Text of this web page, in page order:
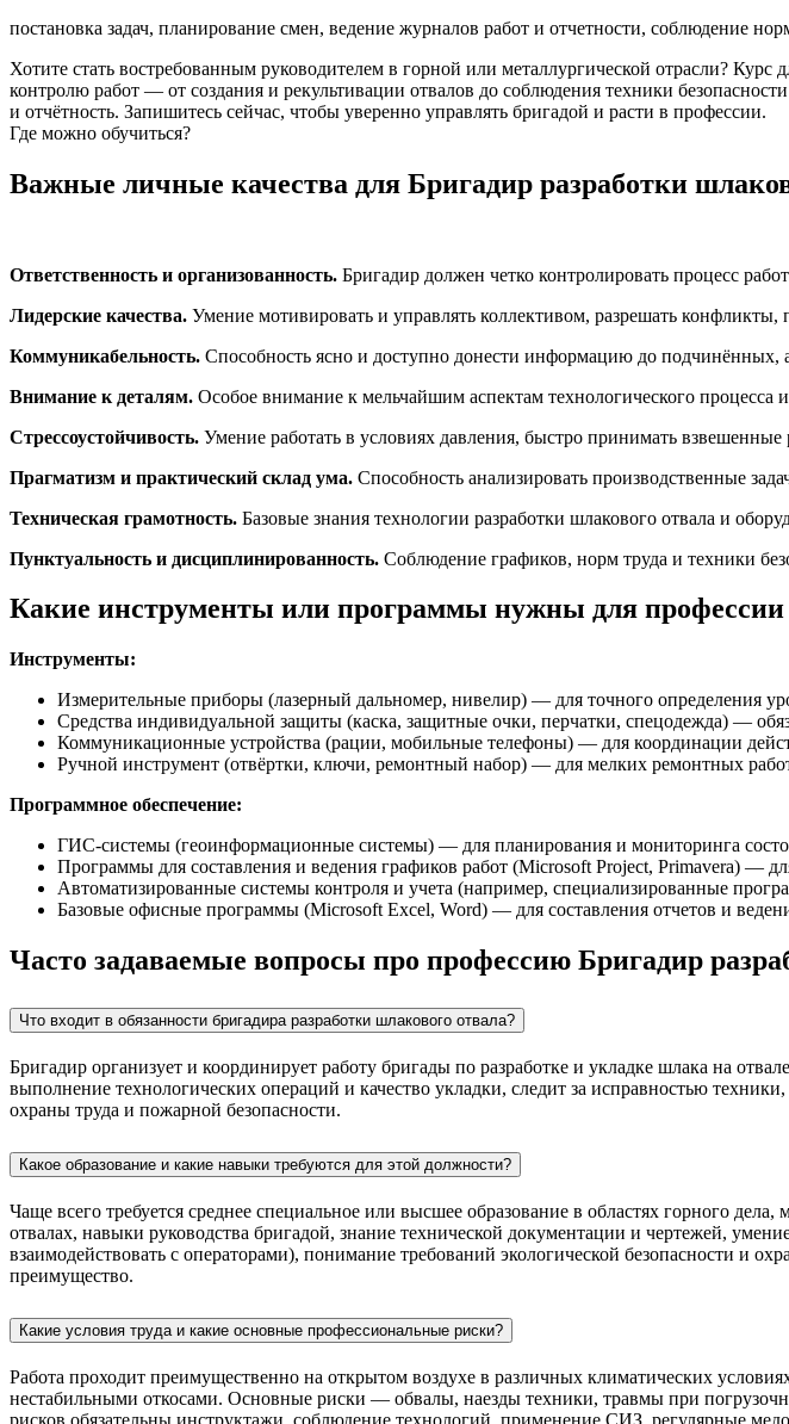
постановка задач, планирование смен, ведение журналов работ и отчетности, соблюдение
Хотите стать востребованным руководителем в горной или металлургической отрасли? Курс
контролю работ — от создания и рекультивации отвалов до соблюдения техники
и отчётность. Запишитесь сейчас, чтобы уверенно управлять бригадой и расти в профессии.
Где можно обучиться?
Важные личные качества для Бригадир разработки
Ответственность и организованность. Бригадир должен четко контролировать процесс
Лидерские качества. Умение мотивировать и управлять коллективом, разрешать
Коммуникабельность. Способность ясно и доступно донести информацию до подчинённых,
Внимание к деталям. Особое внимание к мельчайшим аспектам технологического
Стрессоустойчивость. Умение работать в условиях давления, быстро принимать
Прагматизм и практический склад ума. Способность анализировать производственные
Техническая грамотность. Базовые знания технологии разработки шлакового отвала и
Пунктуальность и дисциплинированность. Соблюдение графиков, норм труда и техники
Какие инструменты или программы нужны для профессии
Инструменты:
Измерительные приборы (лазерный дальномер, нивелир) — для точного определения
Средства индивидуальной защиты (каска, защитные очки, перчатки, спецодежда) —
Коммуникационные устройства (рации, мобильные телефоны) — для координации
Ручной инструмент (отвёртки, ключи, ремонтный набор) — для мелких ремонтных
Программное обеспечение:
ГИС-системы (геоинформационные системы) — для планирования и мониторинга
Программы для составления и ведения графиков работ (Microsoft Project, Primavera) —
Автоматизированные системы контроля и учета (например, специализированные
Базовые офисные программы (Microsoft Excel, Word) — для составления отчетов и
Часто задаваемые вопросы про профессию Бригадир
Что входит в обязанности бригадира разработки шлакового отвала?
Бригадир организует и координирует работу бригады по разработке и укладке шлака на
выполнение технологических операций и качество укладки, следит за исправностью
охраны труда и пожарной безопасности.
Какое образование и какие навыки требуются для этой должности?
Чаще всего требуется среднее специальное или высшее образование в областях горного
отвалах, навыки руководства бригадой, знание технической документации и чертежей,
взаимодействовать с операторами), понимание требований экологической безопасности
преимущество.
Какие условия труда и какие основные профессиональные риски?
Работа проходит преимущественно на открытом воздухе в различных климатических
нестабильными откосами. Основные риски — обвалы, наезды техники, травмы при
рисков обязательны инструктажи, соблюдение технологий, применение СИЗ, регулярные